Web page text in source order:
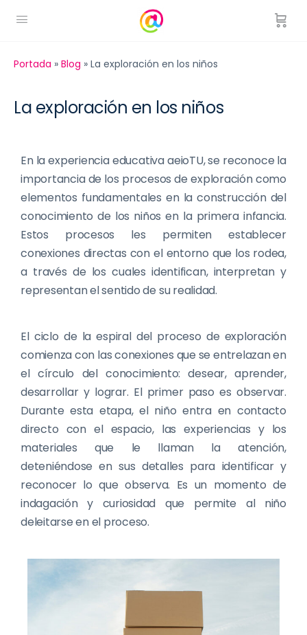
Portada » Blog » La exploración en los niños
La exploración en los niños
En la experiencia educativa aeioTU, se reconoce la
importancia de los procesos de exploración como
elementos fundamentales en la construcción del
conocimiento de los niños en la primera infancia.
Estos procesos les permiten establecer
conexiones directas con el entorno que los rodea,
a través de los cuales identifican, interpretan y
representan el sentido de su realidad.
El ciclo de la espiral del proceso de exploración
comienza con las conexiones que se entrelazan en
el círculo del conocimiento: desear, aprender,
desarrollar y lograr. El primer paso es observar.
Durante esta etapa, el niño entra en contacto
directo con el espacio, las experiencias y los
materiales que le llaman la atención,
deteniéndose en sus detalles para identificar y
reconocer lo que observa. Es un momento de
indagación y curiosidad que permite al niño
deleitarse en el proceso.